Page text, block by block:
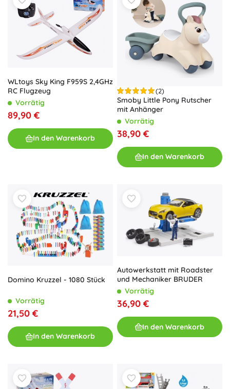
WLtoys Sky King F959S 2,4GHz
RC Flugzeug
Vorrätig
89,90 €
In den Warenkorb
(2)
Smoby Little Pony Rutscher
mit Anhänger
Vorrätig
38,90 €
In den Warenkorb
Domino Kruzzel - 1080 Stück
Vorrätig
21,50 €
In den Warenkorb
Autowerkstatt mit Roadster
und Mechaniker BRUDER
Vorrätig
36,90 €
In den Warenkorb